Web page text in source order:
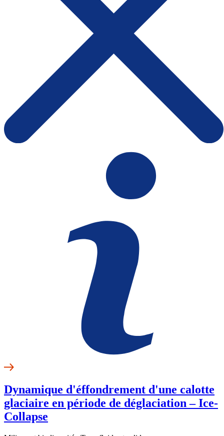
Dynamique d'éffondrement d'une calotte
glaciaire en période de déglaciation – Ice-
Collapse